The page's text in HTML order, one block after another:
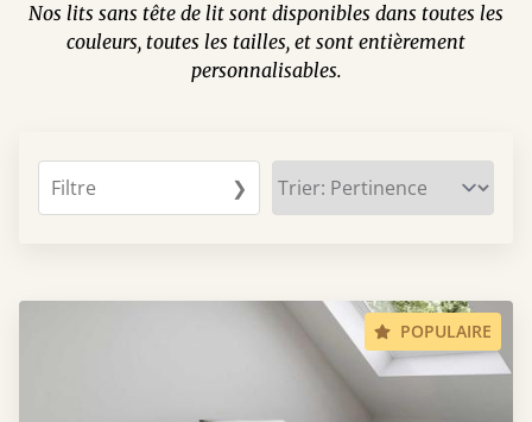
Nos lits sans tête de lit sont disponibles dans toutes les
couleurs, toutes les tailles, et sont entièrement
personnalisables.
Filtre ❯
POPULAIRE